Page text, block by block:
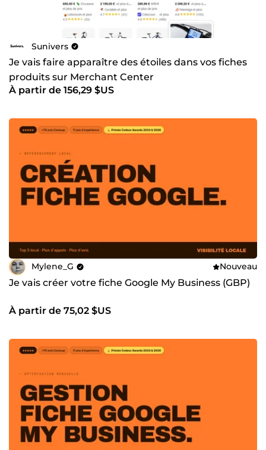
Sunivers
Je vais faire apparaître des étoiles dans vos fiches
produits sur Merchant Center
À partir de 156,29 $US
Mylene_G Nouveau
Je vais créer votre fiche Google My Business (GBP)
À partir de 75,02 $US